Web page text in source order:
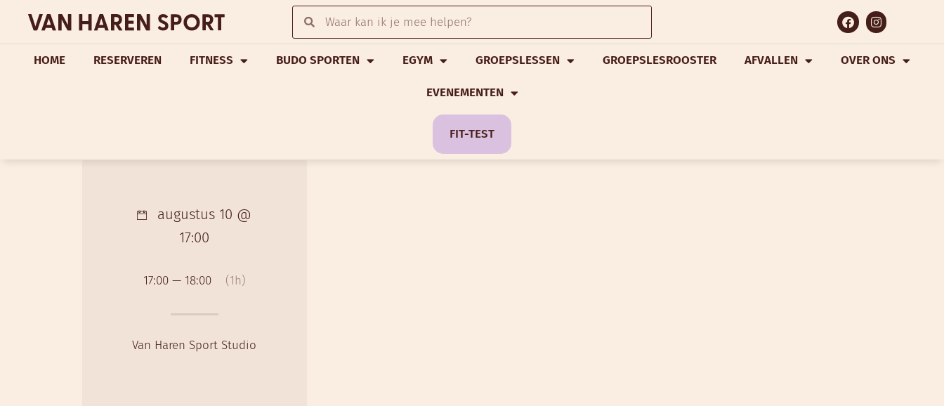
HOME RESERVEREN FITNESS BUDO SPORTEN EGYM GROEPSLESSEN GROEPSLESROOSTER AFVALLEN OVER ONS
EVENEMENTEN
FIT-TEST
augustus 10 @
17:00
17:00 — 18:00 (1h)
Van Haren Sport Studio